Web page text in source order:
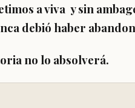
a viva y sin
debió haber
no lo absolverá.